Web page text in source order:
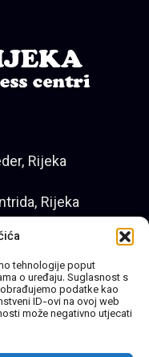
tehnologije poput
o uređaju. Suglasnost s
podatke kao
ID-ovi na ovoj web
može negativno utjecati
Rijeka
Rijeka